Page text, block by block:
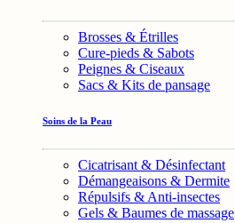
Brosses & Étrilles
Cure-pieds & Sabots
Peignes & Ciseaux
Sacs & Kits de pansage
Soins de la Peau
Cicatrisant & Désinfectant
Démangeaisons & Dermite
Répulsifs & Anti-insectes
Gels & Baumes de massage